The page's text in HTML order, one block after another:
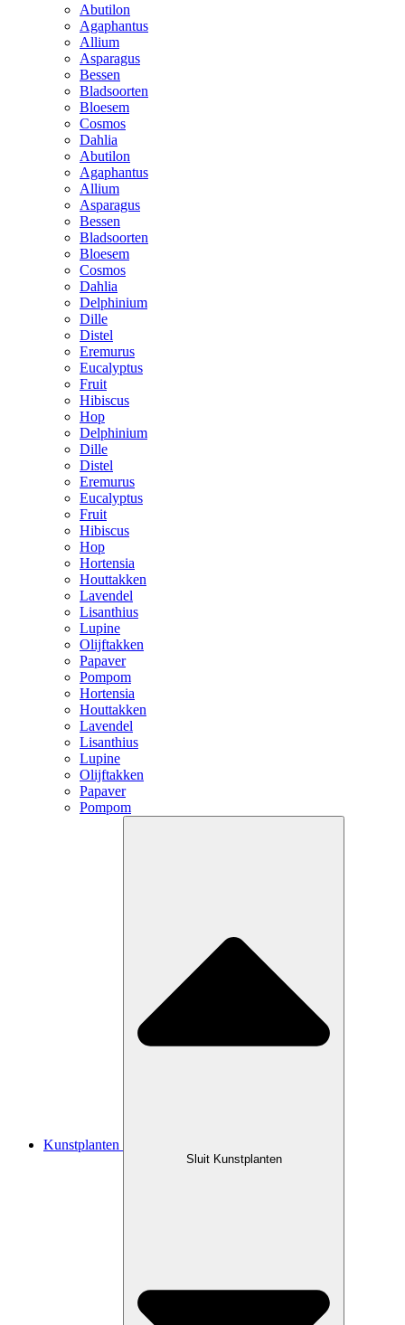
Abutilon
Agaphantus
Allium
Asparagus
Bessen
Bladsoorten
Bloesem
Cosmos
Dahlia
Abutilon
Agaphantus
Allium
Asparagus
Bessen
Bladsoorten
Bloesem
Cosmos
Dahlia
Delphinium
Dille
Distel
Eremurus
Eucalyptus
Fruit
Hibiscus
Hop
Delphinium
Dille
Distel
Eremurus
Eucalyptus
Fruit
Hibiscus
Hop
Hortensia
Houttakken
Lavendel
Lisanthius
Lupine
Olijftakken
Papaver
Pompom
Hortensia
Houttakken
Lavendel
Lisanthius
Lupine
Olijftakken
Papaver
Pompom
Kunstplanten
Sluit Kunstplanten